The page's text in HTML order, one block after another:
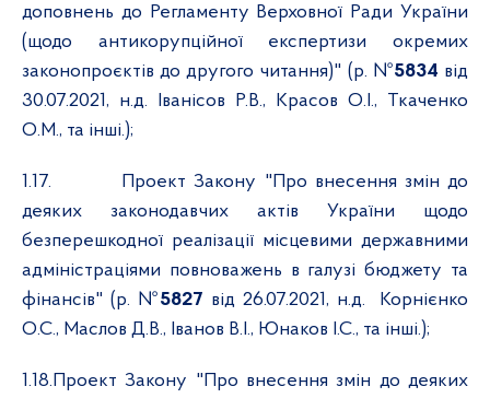
доповнень до Регламенту Верховної Ради України
(щодо антикорупційної експертизи окремих
законопроєктів до другого читання)" (р. №5834 від
30.07.2021, н.д. Іванісов Р.В., Красов О.І., Ткаченко
О.М., та інші.);
1.17.
Проект Закону "Про внесення змін до
деяких законодавчих актів України щодо
безперешкодної реалізації місцевими державними
адміністраціями повноважень в галузі бюджету та
фінансів" (р. №5827 від 26.07.2021, н.д.
Корнієнко
О.С., Маслов Д.В., Іванов В.І., Юнаков І.С., та інші.);
1.18. Проект Закону "Про внесення змін до деяких